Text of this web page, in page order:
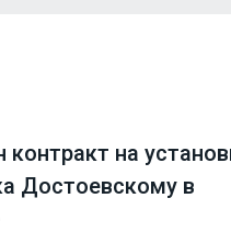
контракт на
Достоевскому в